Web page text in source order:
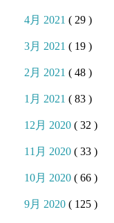
4月 2021( 29 )
3月 2021( 19 )
2月 2021( 48 )
1月 2021( 83 )
12月 2020( 32 )
11月 2020( 33 )
10月 2020( 66 )
9月 2020( 125 )